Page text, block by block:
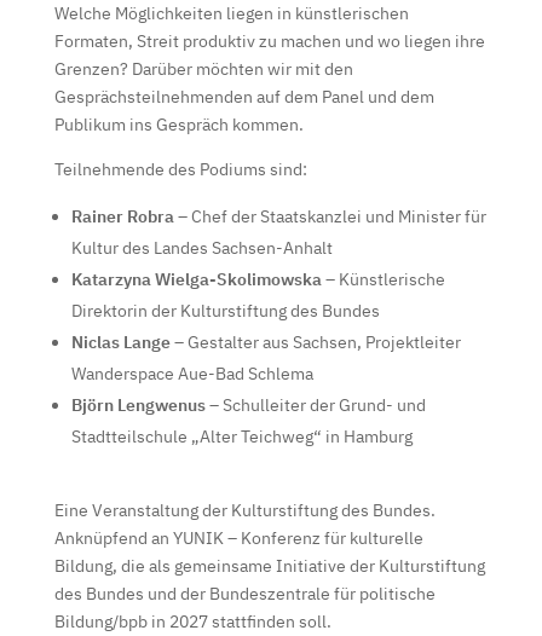
Welche Möglichkeiten liegen in künstlerischen
Formaten, Streit produktiv zu machen und wo liegen ihre
Grenzen? Darüber möchten wir mit den
Gesprächsteilnehmenden auf dem Panel und dem
Publikum ins Gespräch kommen.
Teilnehmende des Podiums sind:
Rainer Robra– Chef der Staatskanzlei und Minister für
Kultur des Landes Sachsen-Anhalt
Katarzyna Wielga-Skolimowska– Künstlerische
Direktorin der Kulturstiftung des Bundes
Niclas Lange– Gestalter aus Sachsen, Projektleiter
Wanderspace Aue-Bad Schlema
Björn Lengwenus– Schulleiter der Grund- und
Stadtteilschule „Alter Teichweg“ in Hamburg
Eine Veranstaltung der Kulturstiftung des Bundes.
Anknüpfend an YUNIK – Konferenz für kulturelle
Bildung, die als gemeinsame Initiative der Kulturstiftung
des Bundes und der Bundeszentrale für politische
Bildung/bpb in 2027 stattfinden soll.